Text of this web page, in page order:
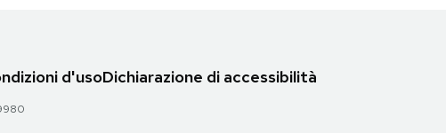
d'usoDichiarazione di accessibilità